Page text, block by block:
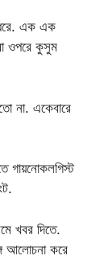
ধরে. এক এক
ওপরে কুসুম
না. একেবারে
গায়নোকলগিস্ট
খবর দিতে.
আলোচনা করে